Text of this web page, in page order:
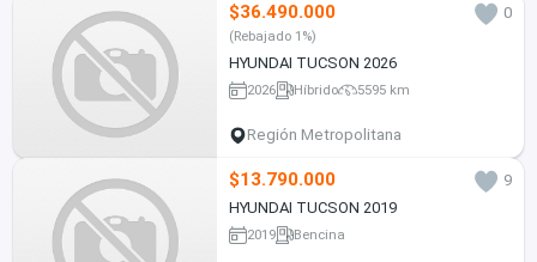
$36.490.000 0
(Rebajado 1%)
HYUNDAI TUCSON 2026
2026 Híbrido 5595 km
Región Metropolitana
$13.790.000
9
HYUNDAI TUCSON 2019
2019 Bencina